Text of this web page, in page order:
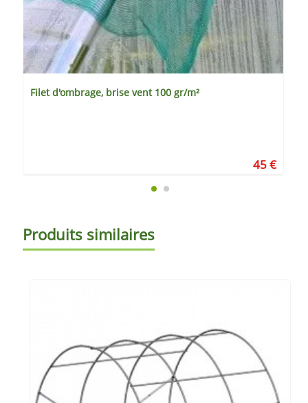
Filet d'ombrage, brise vent 100 gr/m²
45 €
Produits similaires